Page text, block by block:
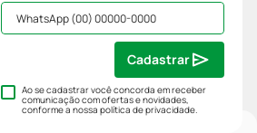
Ao se cadastrar você concorda em receber
comunicação com ofertas e novidades,
conforme a nossapolítica de privacidade.
Cadastrar